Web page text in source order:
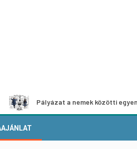
Pályázat a nemek közötti egyenlőség